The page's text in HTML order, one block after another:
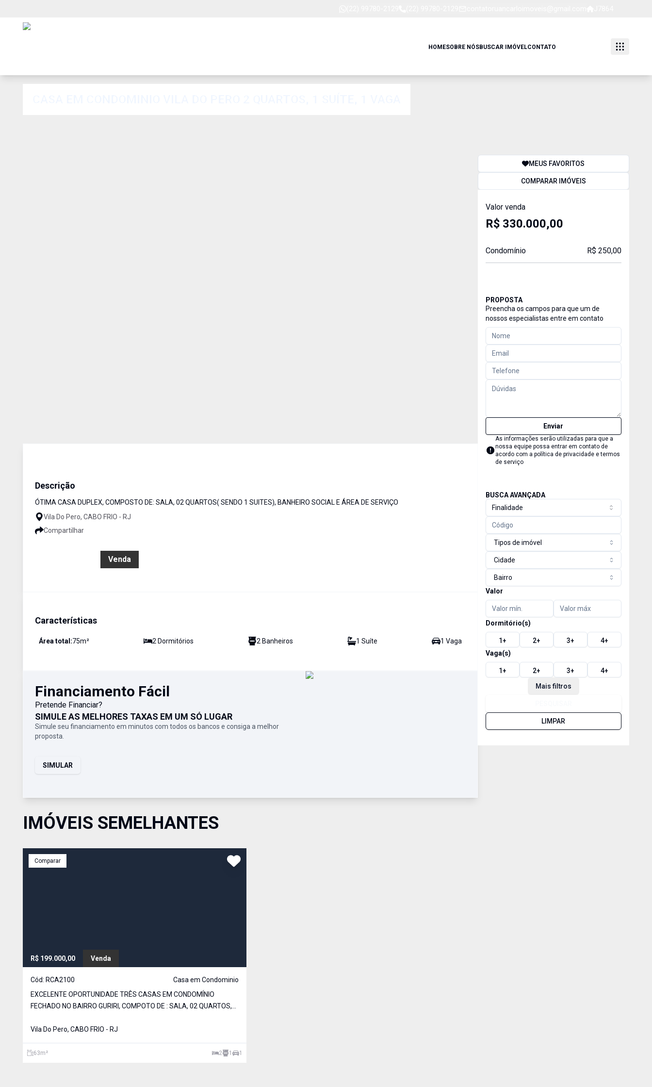
HOMESOBRE NÓSBUSCAR IMÓVELCONTATO
Descrição
ÓTIMA CASA DUPLEX, COMPOSTO DE: SALA, 02 QUARTOS( SENDO 1 SUITES), BANHEIRO SOCIAL E ÁREA DE SERVIÇO
Vila Do Pero, CABO FRIO - RJ
Compartilhar
Venda
Características
Área total:75m² 2 Dormitórios 2 Banheiros 1 Suíte 1 Vaga
Financiamento Fácil
Pretende Financiar?
SIMULE AS MELHORES TAXAS EM UM SÓ LUGAR
Simule seu financiamento em minutos com todos os bancos e consiga a melhor
proposta.
SIMULAR
IMÓVEIS SEMELHANTES
Comparar
R$ 199.000,00 Venda
Cód: RCA2100
Casa em Condominio
EXCELENTE OPORTUNIDADE TRÊS CASAS EM CONDOMÍNIO
FECHADO NO BAIRRO GURIRI, COMPOTO DE : SALA, 02 QUARTOS,
Vila Do Pero, CABO FRIO - RJ
63m² 2 1 1
MEUS FAVORITOS
COMPARAR IMÓVEIS
Valor venda
R$ 330.000,00
Condomínio R$ 250,00
PROPOSTA
Preencha os campos para que um de
nossos especialistas entre em contato
Enviar
As informações serão utilizadas para que a
nossa equipe possa entrar em contato de
acordo com a política de privacidade e termos
de serviço
BUSCA AVANÇADA
Finalidade
Tipos de imóvel
Cidade
Bairro
Valor
Dormitório(s)
1+ 2+ 3+ 4+
Vaga(s)
1+ 2+ 3+ 4+
Mais filtros
LIMPAR